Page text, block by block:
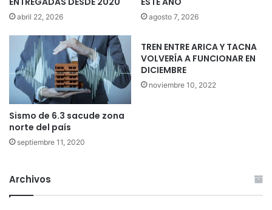
abril 22, 2026 agosto 7, 2026
Sismo de 6.3 sacude zona
norte del país
septiembre 11, 2020
TREN ENTRE ARICA Y TACNA
VOLVERÍA A FUNCIONAR EN
DICIEMBRE
noviembre 10, 2022
Archivos